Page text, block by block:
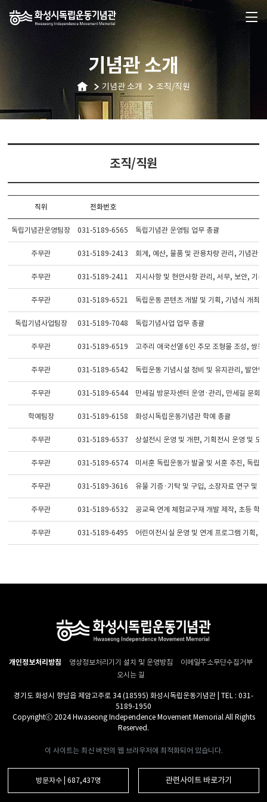
기념관 소개
기념관 소개 조직/직원
조직/직원
직위 전화번호
독립기념관운영팀장 031-5189-6565 독립기념관 운영팀 업무 총괄
주무관 031-5189-2413 회계, 예산, 물품 및 관용차량 관리, 기념관
주무관 031-5189-2411 지시사항 및 현안사항 관리, 서무, 보안, 기
주무관 031-5189-6521 독립운동 콘텐츠 개발 및 기획, 기념식 개최
독립기념사업팀장 031-5189-7048 독립기념사업 업무 총괄
주무관 031-5189-6519 고주리 애국선열 6인 추모 조형물 조성, 쌍
주무관 031-5189-6542 독립운동 기념시설 정비 및 유지관리, 발안
주무관 031-5189-6544 만세길 방문자센터 운영·관리, 만세길 문화
학예팀장 031-5189-6158 화성시독립운동기념관 학예 총괄
주무관 031-5189-6537 상설전시 운영 및 개편, 기획전시 운영 및 도
주무관 031-5189-6574 미서훈 독립운동가 발굴 및 서훈 추진, 독립
주무관 031-5189-3616 유물 기증·기탁 및 구입, 소장자료 연구 및
주무관 031-5189-6532 공교육 연계 체험교구재 개발 제작, 초등 학
주무관 031-5189-6495 어린이전시실 운영 및 연계 프로그램 기획,
개인정보처리방침 영상정보처리기기 설치 및 운영방침
이메일주소무단수집거부
오시는 길
경기도 화성시 향남읍 제암고주로 34 (18595) 화성시독립운동기념관 | TEL : 031-
5189-1950
Copyrightⓒ 2024 Hwaseong Independence Movement Memorial All Rights
Reserved.
이 사이트는 최신 버전의 웹 브라우저에 최적화되어 있습니다.
방문자수 | 687,437명 관련사이트 바로가기